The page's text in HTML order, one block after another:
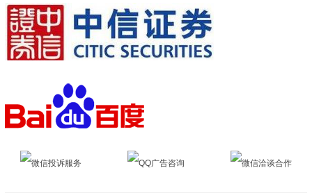
微信投诉服务 QQ广告咨询 微信洽谈合作